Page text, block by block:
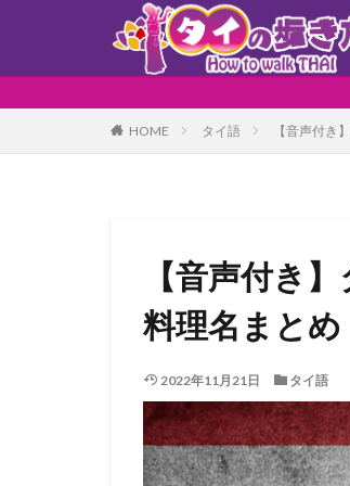
HOME タイ語 【音声付き
【音声付き
料理名まとめ
2022年11月21日 タイ語